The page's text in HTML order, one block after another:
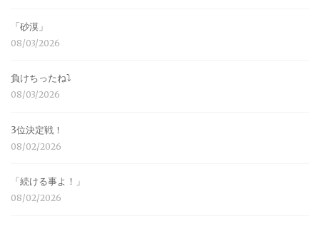
「砂漠」
08/03/2026
負けちったね⤵︎
08/03/2026
3位決定戦！
08/02/2026
「続ける事よ！」
08/02/2026